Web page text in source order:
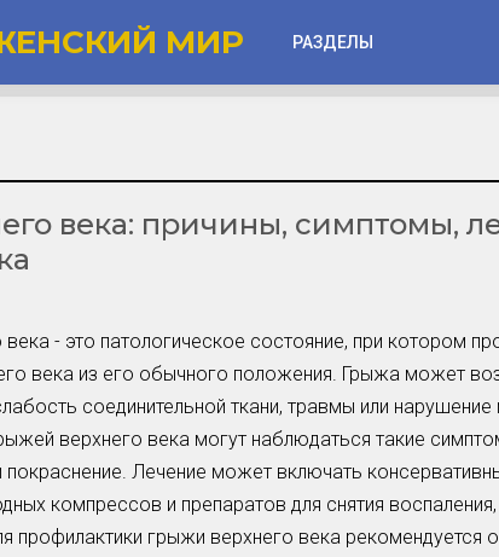
МИР РАЗДЕЛЫ
Губы
Частые вопросы
Советы новичкам
Шоу-Бизнес и Гламур
Актёры, Певцы,
Знаменитости в
Прошлое и Настоящее
века: причины, симптомы,
- это патологическое состояние, при котором
века из его обычного положения. Грыжа может
соединительной ткани, травмы или
верхнего века могут наблюдаться такие
покраснение. Лечение может включать
компрессов и препаратов для снятия
профилактики грыжи верхнего века рекомендуется